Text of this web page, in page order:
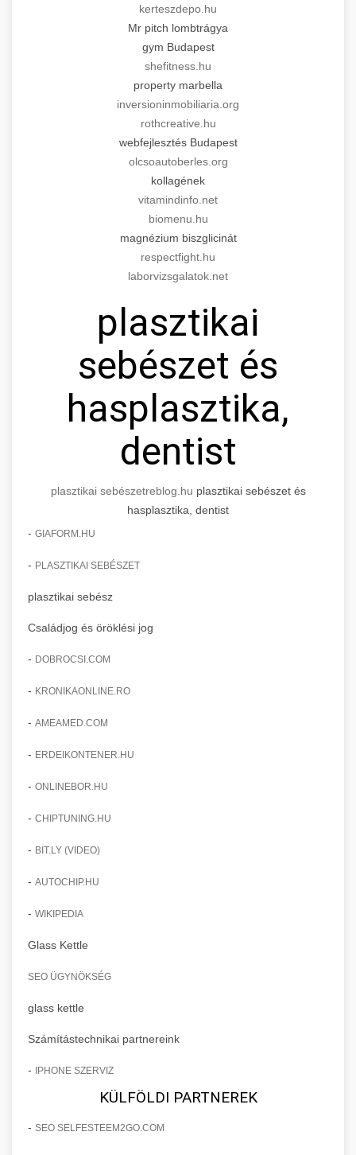
kerteszdepo.hu
Mr pitch lombtrágya
gym Budapest
shefitness.hu
property marbella
inversioninmobiliaria.org
rothcreative.hu
webfejlesztés Budapest
olcsoautoberles.org
kollagének
vitamindinfo.net
biomenu.hu
magnézium biszglicinát
respectfight.hu
laborvizsgalatok.net
plasztikai
sebészet és
hasplasztika,
dentist
plasztikai sebészetreblog.hu plasztikai sebészet és
hasplasztika, dentist
- GIAFORM.HU
- PLASZTIKAI SEBÉSZET
plasztikai sebész
Családjog és öröklési jog
- DOBROCSI.COM
- KRONIKAONLINE.RO
- AMEAMED.COM
- ERDEIKONTENER.HU
- ONLINEBOR.HU
- CHIPTUNING.HU
- BIT.LY (VIDEO)
- AUTOCHIP.HU
- WIKIPEDIA
Glass Kettle
SEO ÜGYNÖKSÉG
glass kettle
Számítástechnikai partnereink
- IPHONE SZERVIZ
KÜLFÖLDI PARTNEREK
- SEO SELFESTEEM2GO.COM